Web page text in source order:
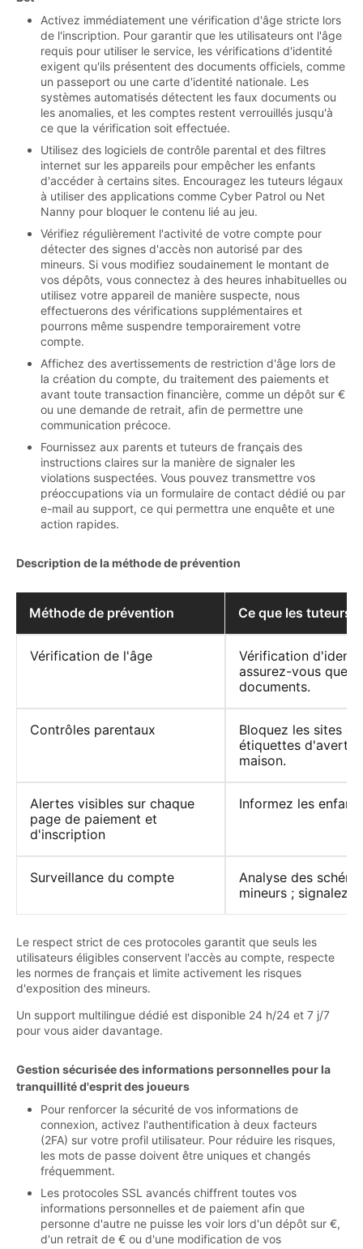
Activez immédiatement une vérification d'âge stricte lors
de l'inscription. Pour garantir que les utilisateurs ont l'âge
requis pour utiliser le service, les vérifications d'identité
exigent qu'ils présentent des documents officiels, comme
un passeport ou une carte d'identité nationale. Les
systèmes automatisés détectent les faux documents ou
les anomalies, et les comptes restent verrouillés jusqu'à
ce que la vérification soit effectuée.
Utilisez des logiciels de contrôle parental et des filtres
internet sur les appareils pour empêcher les enfants
d'accéder à certains sites. Encouragez les tuteurs légaux
à utiliser des applications comme Cyber Patrol ou Net
Nanny pour bloquer le contenu lié au jeu.
Vérifiez régulièrement l'activité de votre compte pour
détecter des signes d'accès non autorisé par des
mineurs. Si vous modifiez soudainement le montant de
vos dépôts, vous connectez à des heures inhabituelles ou
utilisez votre appareil de manière suspecte, nous
effectuerons des vérifications supplémentaires et
pourrons même suspendre temporairement votre
compte.
Affichez des avertissements de restriction d'âge lors de
la création du compte, du traitement des paiements et
avant toute transaction financière, comme un dépôt sur €
ou une demande de retrait, afin de permettre une
communication précoce.
Fournissez aux parents et tuteurs de français des
instructions claires sur la manière de signaler les
violations suspectées. Vous pouvez transmettre vos
préoccupations via un formulaire de contact dédié ou par
e-mail au support, ce qui permettra une enquête et une
action rapides.
Description de la méthode de prévention
Méthode de prévention Ce que les tuteurs
Vérification de l'âge
Vérification
assurez-vous que
documents.
Contrôles parentaux
Bloquez les sites
étiquettes
maison.
Alertes visibles sur chaque
page de paiement et
d'inscription
Informez les
Surveillance du compte
Analyse des
mineurs ; signalez
Le respect strict de ces protocoles garantit que seuls les
utilisateurs éligibles conservent l'accès au compte, respecte
les normes de français et limite activement les risques
d'exposition des mineurs.
Un support multilingue dédié est disponible 24 h/24 et 7 j/7
pour vous aider davantage.
Gestion sécurisée des informations personnelles pour la
tranquillité d'esprit des joueurs
Pour renforcer la sécurité de vos informations de
connexion, activez l'authentification à deux facteurs
(2FA) sur votre profil utilisateur. Pour réduire les risques,
les mots de passe doivent être uniques et changés
fréquemment.
Les protocoles SSL avancés chiffrent toutes vos
informations personnelles et de paiement afin que
personne d'autre ne puisse les voir lors d'un dépôt sur €,
d'un retrait de € ou d'une modification de vos